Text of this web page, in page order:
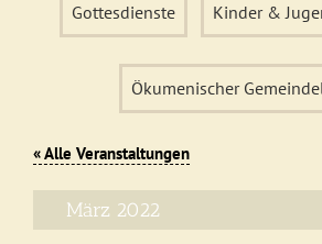
Gottesdienste Kinder &
Ökumenischer
« Alle Veranstaltungen
März 2022